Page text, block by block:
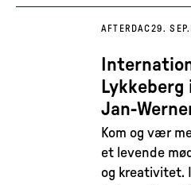
AFTERDAC29. SEP.
Lykkeberg
Jan-
Kom og vær
et levende
og kreativitet.